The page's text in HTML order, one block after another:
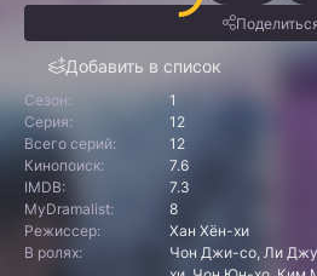
Добавить в список
Сезон:
1
Серия:
12
Всего серий:
12
Кинопоиск:
7.6
IMDB:
7.3
MyDramalist:
8
Режиссер:
Хан Хён-хи
В ролях:
Чон Джи-со, Ли